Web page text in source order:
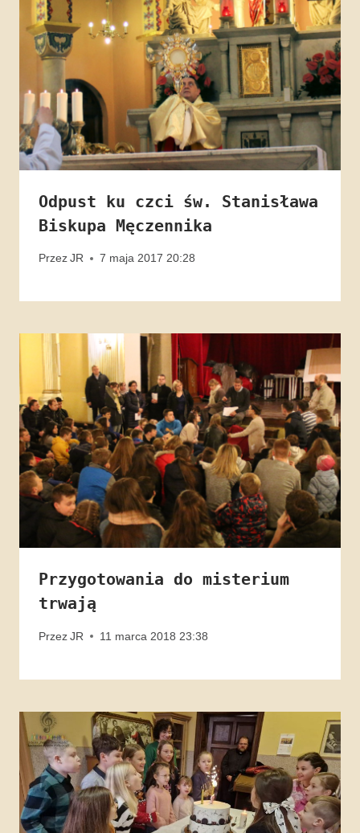
Odpust ku czci św. Stanisława
Biskupa Męczennika
PrzezJR 7 maja 2017 20:28
Przygotowania do misterium
trwają
PrzezJR 11 marca 2018 23:38